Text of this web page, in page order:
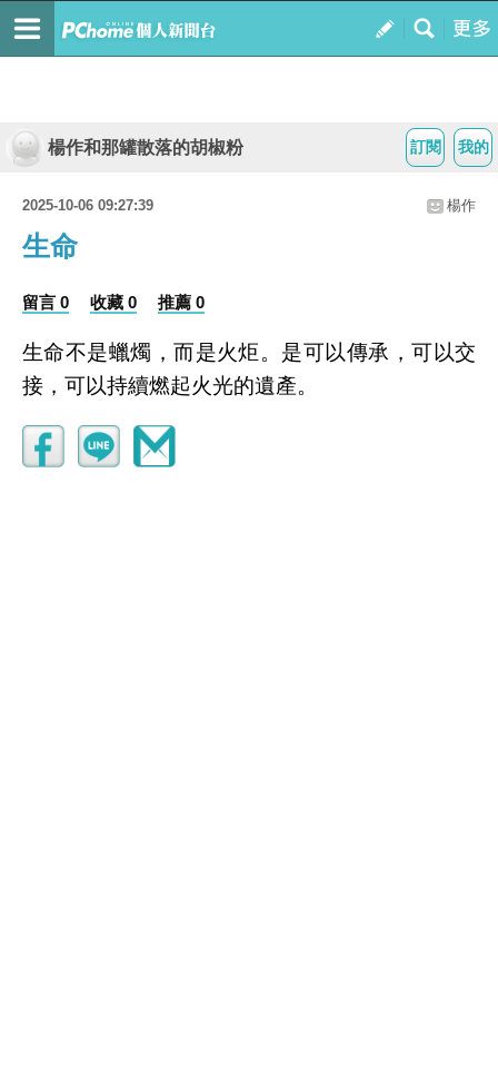
我的
訂閱
楊作和那罐散落的胡椒粉
2025-10-06 09:27:39 楊作
生命
留言 0 收藏 0 推薦 0
生命不是蠟燭，而是火炬。是可以傳承，可以交
接，可以持續燃起火光的遺產。